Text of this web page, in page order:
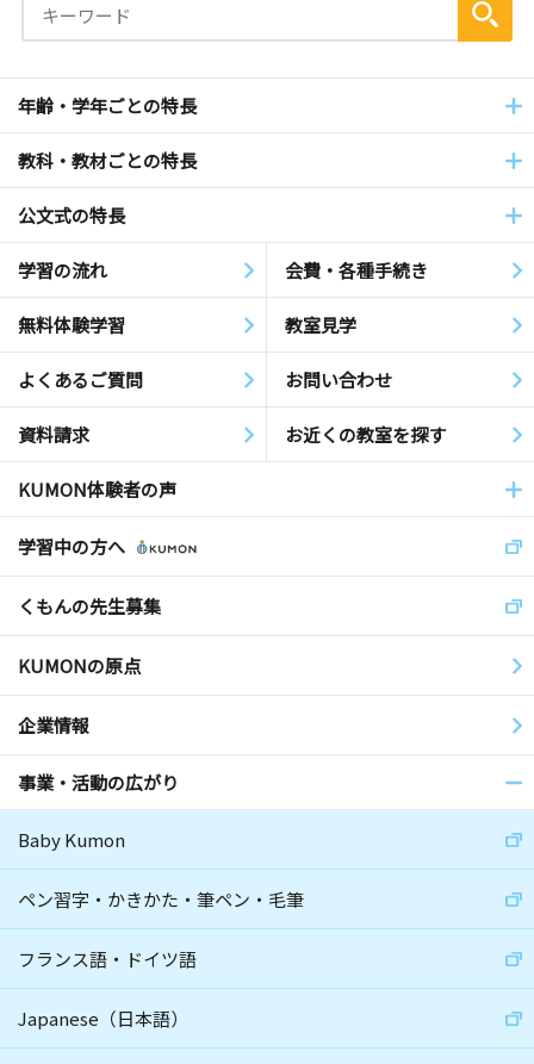
年齢・学年ごとの特長
教科・教材ごとの特長
公文式の特長
学習の流れ 会費・各種手続き
無料体験学習 教室見学
よくあるご質問 お問い合わせ
資料請求 お近くの教室を探す
KUMON体験者の声
学習中の方へ
くもんの先生募集
KUMONの原点
企業情報
事業・活動の広がり
Baby Kumon
ペン習字・かきかた・筆ペン・毛筆
フランス語・ドイツ語
Japanese（日本語）